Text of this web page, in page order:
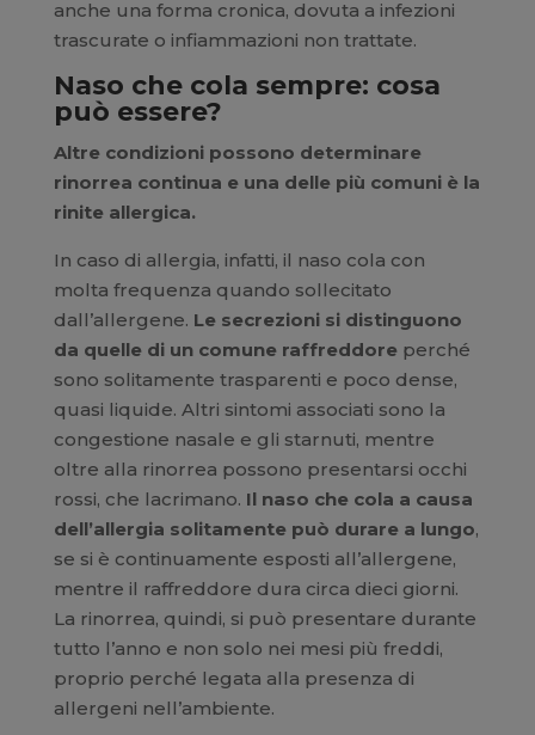
anche una forma cronica, dovuta a infezioni
trascurate o infiammazioni non trattate.
Naso che cola sempre: cosa
può essere?
Altre condizioni possono determinare
rinorrea continua e una delle più comuni è la
rinite allergica.
In caso di allergia, infatti, il naso cola con
molta frequenza quando sollecitato
dall’allergene. Le secrezioni si distinguono
da quelle di un comune raffreddoreperché
sono solitamente trasparenti e poco dense,
quasi liquide. Altri sintomi associati sono la
congestione nasale e gli starnuti, mentre
oltre alla rinorrea possono presentarsi occhi
rossi, che lacrimano. Il naso che cola a causa
dell’allergia solitamente può durare a lungo,
se si è continuamente esposti all’allergene,
mentre il raffreddore dura circa dieci giorni.
La rinorrea, quindi, si può presentare durante
tutto l’anno e non solo nei mesi più freddi,
proprio perché legata alla presenza di
allergeni nell’ambiente.